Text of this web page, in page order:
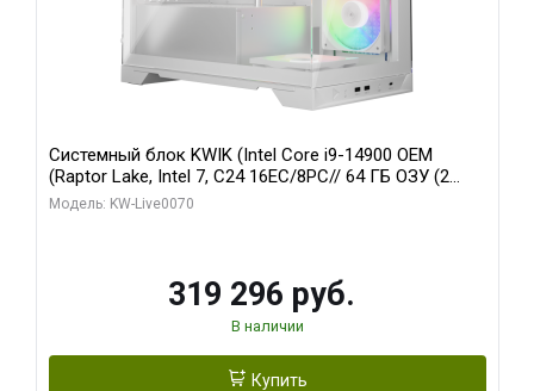
Системный блок KWIK (Intel Core i9-14900 OEM
(Raptor Lake, Intel 7, C24 16EC/8PC// 64 ГБ ОЗУ (2
модуля)/ Gigabyte RTX5080 XTREME WATERFORCE
Модель: KW-Live0070
319 296 руб.
В наличии
Купить